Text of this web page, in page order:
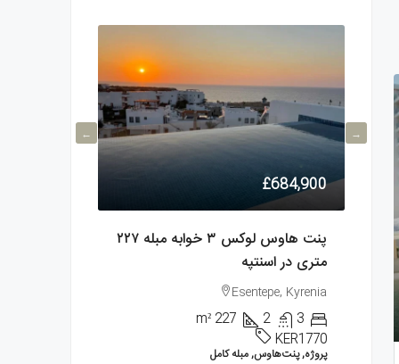
£684,900
پنت هاوس لوکس ۳ خوابه مبله ۲۲۷
متری در اسنتپه
Esentepe, Kyrenia
3
2
227
m²
KER1770
پروژه, پنت‌هاوس, مبله کامل